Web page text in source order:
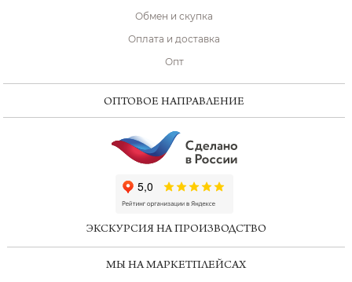
Обмен и скупка
Оплата и доставка
Опт
ОПТОВОЕ НАПРАВЛЕНИЕ
ЭКСКУРСИЯ НА ПРОИЗВОДСТВО
МЫ НА МАРКЕТПЛЕЙСАХ